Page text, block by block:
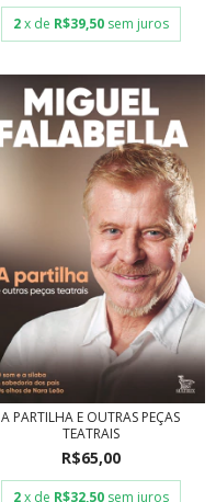
2 x de R$39,50 sem juros
A PARTILHA E OUTRAS PEÇAS
TEATRAIS
R$65,00
2 x de R$32,50 sem juros